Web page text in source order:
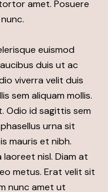
amet. Posuere
euismod
duis ut ac
viverra velit duis
sem aliquam mollis.
Odio id sagittis sem
urna sit
mauris et nibh.
nisl. Diam at
metus. Erat velit sit
nunc amet ut